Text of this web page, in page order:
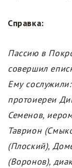
Справка:
Пассию в
совершил
Ему
протоиереи
Семенов,
Таврион
(Плоский),
(Воронов),